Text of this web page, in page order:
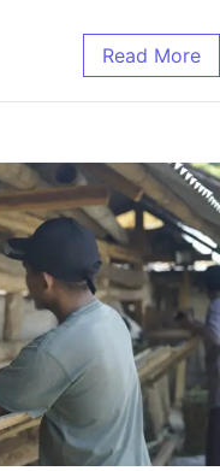
Read More